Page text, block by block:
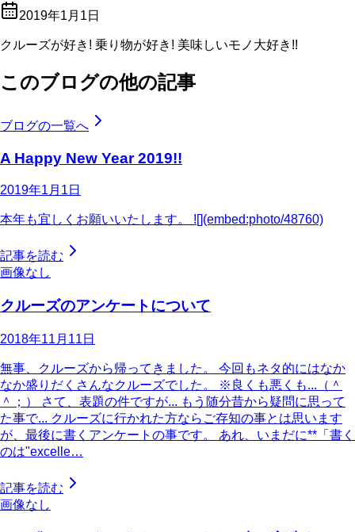
2019年1月1日
クルーズが好き! 乗り物が好き! 美味しいモノ大好き!!
このブログの他の記事
ブログの一覧へ
A Happy New Year 2019!!
2019年1月1日
本年も宜しくお願いいたします。 ![](embed:photo/48760)
記事を読む
画像なし
クルーズのアンケートについて
2018年11月11日
無事、クルーズから帰ってきました。 今回もネタ的にはなか
なか盛りだくさんなクルーズでした。 ※良くも悪くも...（＾
＾；） さて、表題の件ですが... もう随分昔から疑問に思って
た事で... クルーズに行かれた方ならご存知の事とは思います
が、最後に書くアンケートの事です。 あれ、いまだに**「書く
のは"excelle…
記事を読む
画像なし